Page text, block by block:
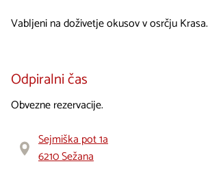
Vabljeni na doživetje okusov v osrčju Krasa.
Odpiralni čas
Obvezne rezervacije.
Sejmiška pot 1a
6210 Sežana